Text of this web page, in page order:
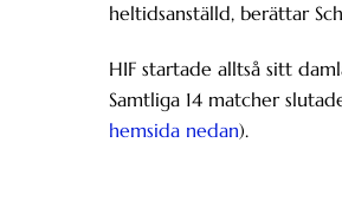
heltidsanställd, berättar
HIF startade alltså sitt
Samtliga 14 matcher
hemsida nedan).